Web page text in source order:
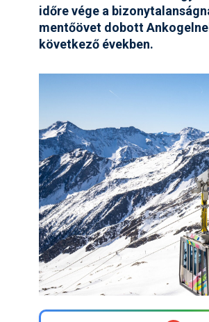
időre vége a
mentőövet dobott
következő években.